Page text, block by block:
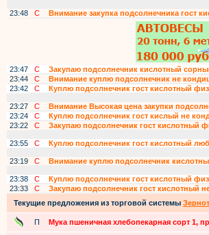
23:48
С Внимание закупка подсолнечника гост
23:47 С
Закупаю подсолнечник кислотный
23:44
С
Внимание куплю подсолнечник не
23:42
С
Куплю подсолнечник гост кислотный
23:27
С
Внимание Высокая цена закупки
23:24
С
Куплю подсолнечник гост кислый не
23:22
С
Закупаю подсолнечник гост кислотный
23:55
С
Куплю подсолнечник гост кислотный
23:19
С
Внимание куплю подсолнечник
23:38
С
Куплю подсолнечник гост кислотный физ
23:33
С
Закупаю подсолнечник гост кислотный
Текущие предложения из торговой системы
П Мука пшеничная хлебопекарная сорт 1,